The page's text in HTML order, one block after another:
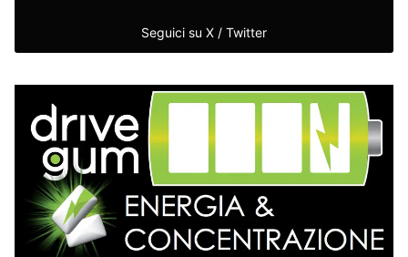
Seguici su X / Twitter